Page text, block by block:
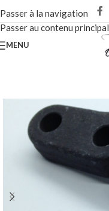
Passer à la navigation
Passer au contenu principal
MENU